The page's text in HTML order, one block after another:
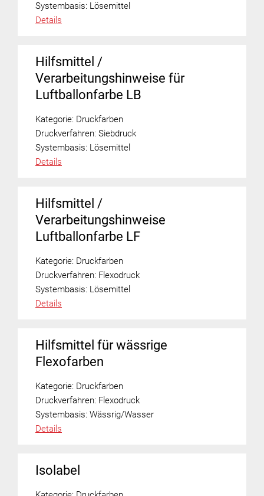
Systembasis: Lösemittel
Details
Hilfsmittel /
Verarbeitungshinweise für
Luftballonfarbe LB
Kategorie: Druckfarben
Druckverfahren: Siebdruck
Systembasis: Lösemittel
Details
Hilfsmittel /
Verarbeitungshinweise
Luftballonfarbe LF
Kategorie: Druckfarben
Druckverfahren: Flexodruck
Systembasis: Lösemittel
Details
Hilfsmittel für wässrige
Flexofarben
Kategorie: Druckfarben
Druckverfahren: Flexodruck
Systembasis: Wässrig/Wasser
Details
Isolabel